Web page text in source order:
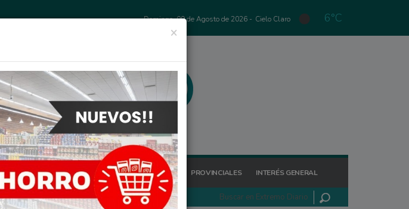
Domingo, 09 de Agosto de 2026 - Cielo Claro 6°C
GENERAL LAGOS POLICIALES REGIONALES PROVINCIALES INTERÉS GENERAL
×